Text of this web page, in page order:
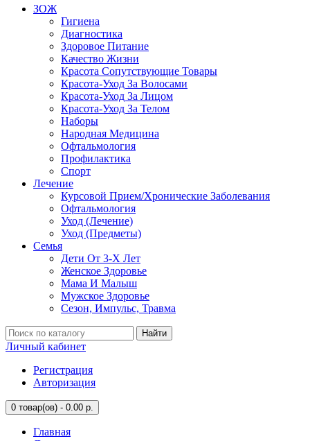
ЗОЖ
Гигиена
Диагностика
Здоровое Питание
Качество Жизни
Красота Сопутствующие Товары
Красота-Уход За Волосами
Красота-Уход За Лицом
Красота-Уход За Телом
Наборы
Народная Медицина
Офтальмология
Профилактика
Спорт
Лечение
Курсовой Прием/Хронические Заболевания
Офтальмология
Уход (Лечение)
Уход (Предметы)
Семья
Дети От 3-Х Лет
Женское Здоровье
Мама И Малыш
Мужское Здоровье
Сезон, Импульс, Травма
Найти
Личный кабинет
Регистрация
Авторизация
0 товар(ов) - 0.00 р.
Главная